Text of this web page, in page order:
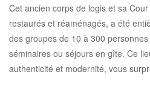
Cet ancien corps de logis et sa
restaurés et réaménagés, a été
des groupes de 10 à 300
séminaires ou séjours en gîte. Ce
authenticité et modernité, vous